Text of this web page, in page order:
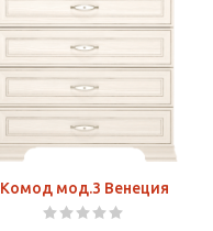
Комод мод.3 Венеция